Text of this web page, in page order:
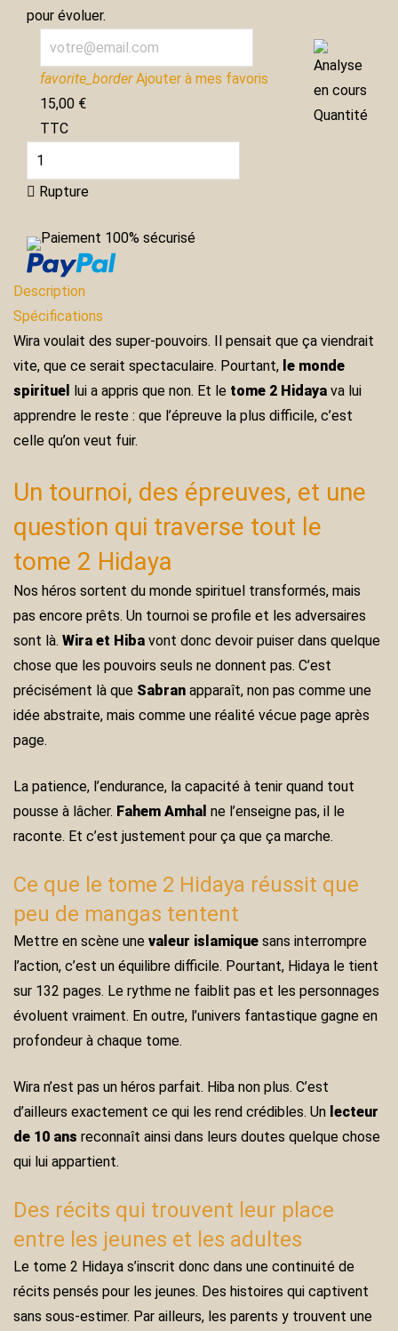
pour évoluer.
favorite_border Ajouter à mes favoris
15,00 €
TTC
Analyse
en cours
Quantité
 Rupture
Paiement 100% sécurisé
Description
Spécifications
Wira voulait des super-pouvoirs. Il pensait que ça viendrait
vite, que ce serait spectaculaire. Pourtant, le monde
spirituel lui a appris que non. Et le tome 2 Hidaya va lui
apprendre le reste : que l’épreuve la plus difficile, c’est
celle qu’on veut fuir.
Un tournoi, des épreuves, et une
question qui traverse tout le
tome 2 Hidaya
Nos héros sortent du monde spirituel transformés, mais
pas encore prêts. Un tournoi se profile et les adversaires
sont là. Wira et Hiba vont donc devoir puiser dans quelque
chose que les pouvoirs seuls ne donnent pas. C’est
précisément là que Sabran apparaît, non pas comme une
idée abstraite, mais comme une réalité vécue page après
page.
La patience, l’endurance, la capacité à tenir quand tout
pousse à lâcher. Fahem Amhal ne l’enseigne pas, il le
raconte. Et c’est justement pour ça que ça marche.
Ce que le tome 2 Hidaya réussit que
peu de mangas tentent
Mettre en scène une valeur islamique sans interrompre
l’action, c’est un équilibre difficile. Pourtant, Hidaya le tient
sur 132 pages. Le rythme ne faiblit pas et les personnages
évoluent vraiment. En outre, l’univers fantastique gagne en
profondeur à chaque tome.
Wira n’est pas un héros parfait. Hiba non plus. C’est
d’ailleurs exactement ce qui les rend crédibles. Un lecteur
de 10 ans reconnaît ainsi dans leurs doutes quelque chose
qui lui appartient.
Des récits qui trouvent leur place
entre les jeunes et les adultes
Le tome 2 Hidaya s’inscrit donc dans une continuité de
récits pensés pour les jeunes. Des histoires qui captivent
sans sous-estimer. Par ailleurs, les parents y trouvent une